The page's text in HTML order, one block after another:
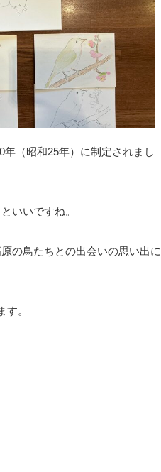
（昭和25年）に制定されまし
いいですね。
の鳥たちとの出会いの思い出に
。